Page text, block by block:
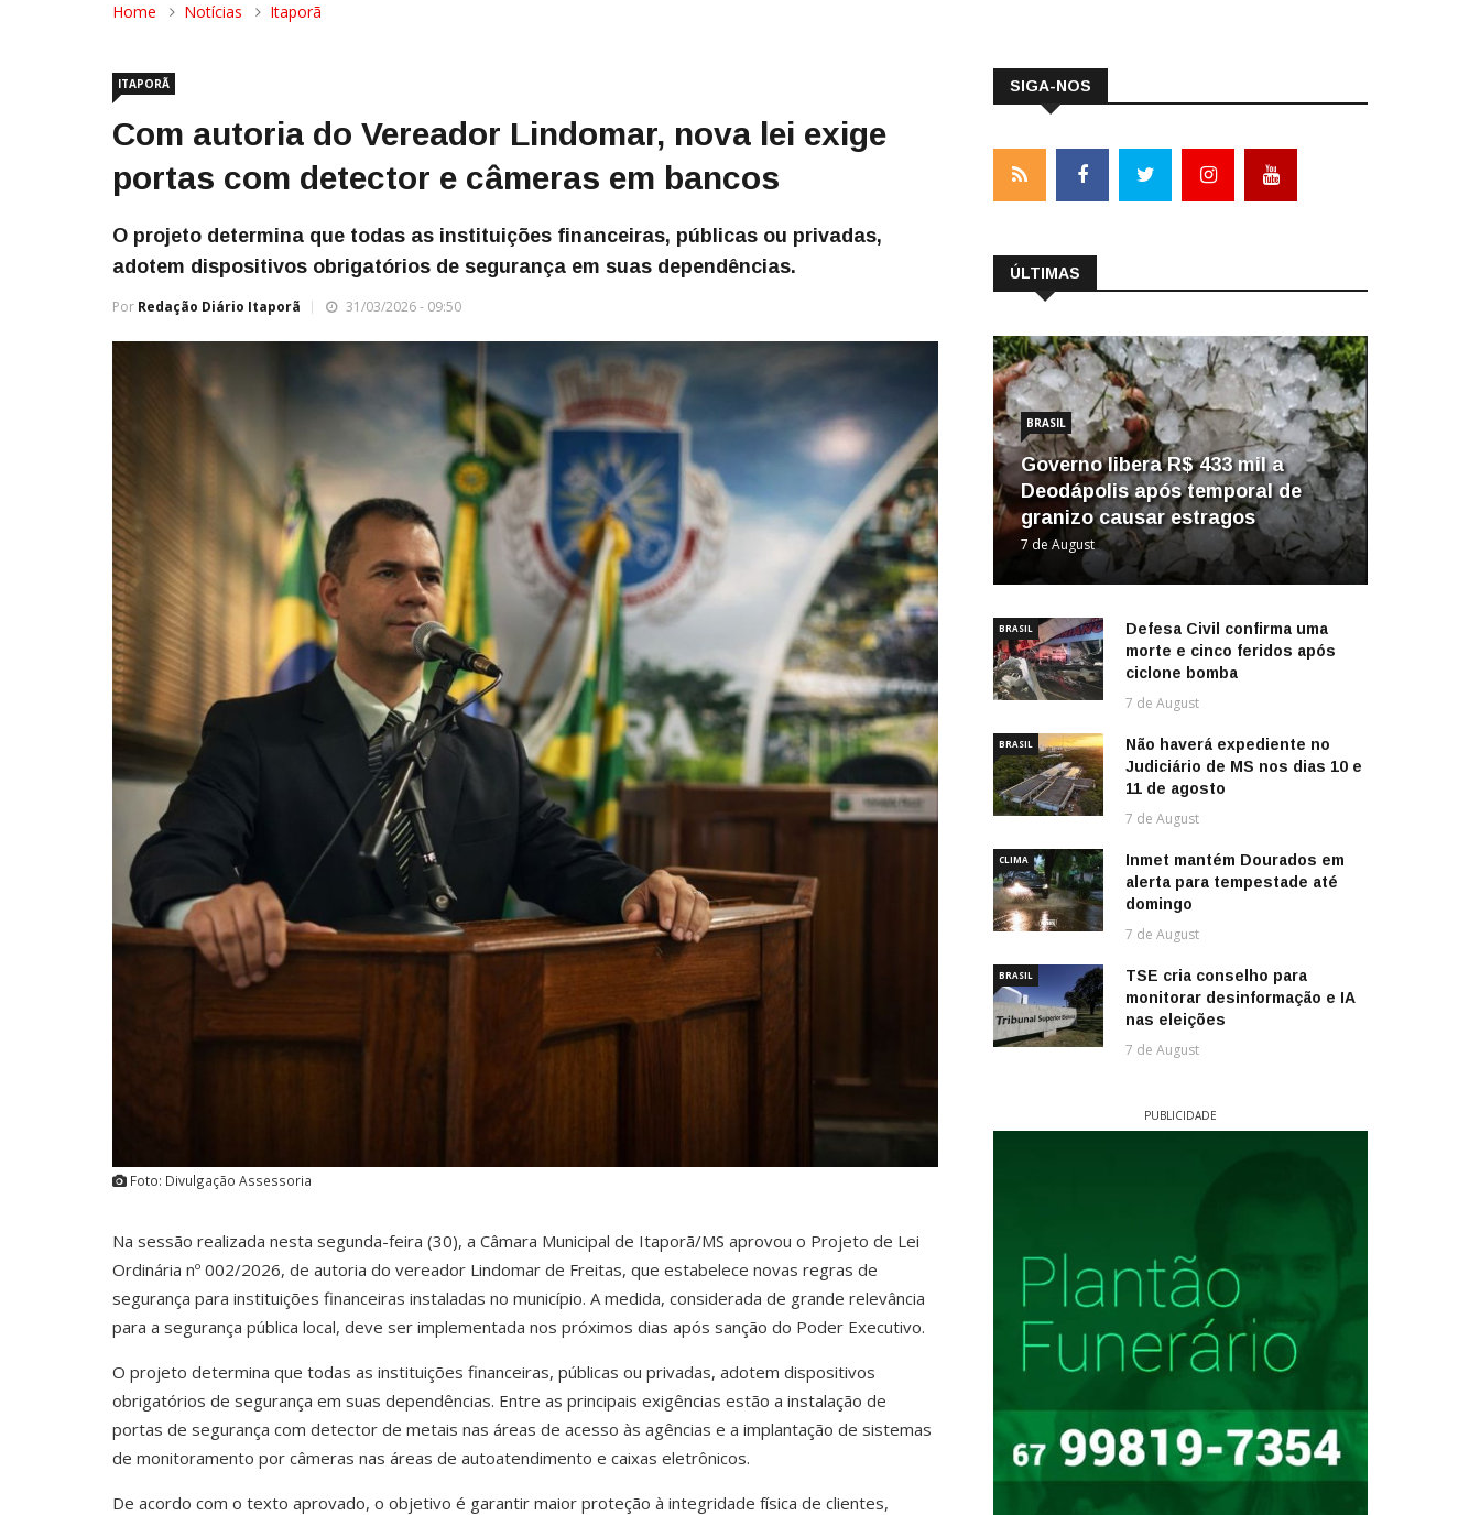
Home Notícias Itaporã
ITAPORÃ
Com autoria do Vereador Lindomar, nova lei exige
portas com detector e câmeras em bancos
O projeto determina que todas as instituições financeiras, públicas ou privadas,
adotem dispositivos obrigatórios de segurança em suas dependências.
Por Redação Diário Itaporã 31/03/2026 - 09:50
Foto: Divulgação Assessoria
Na sessão realizada nesta segunda-feira (30), a Câmara Municipal de Itaporã/MS aprovou o Projeto de Lei
Ordinária nº 002/2026, de autoria do vereador Lindomar de Freitas, que estabelece novas regras de
segurança para instituições financeiras instaladas no município. A medida, considerada de grande relevância
para a segurança pública local, deve ser implementada nos próximos dias após sanção do Poder Executivo.
O projeto determina que todas as instituições financeiras, públicas ou privadas, adotem dispositivos
obrigatórios de segurança em suas dependências. Entre as principais exigências estão a instalação de
portas de segurança com detector de metais nas áreas de acesso às agências e a implantação de sistemas
de monitoramento por câmeras nas áreas de autoatendimento e caixas eletrônicos.
De acordo com o texto aprovado, o objetivo é garantir maior proteção à integridade física de clientes,
SIGA-NOS
ÚLTIMAS
BRASIL
Governo libera R$ 433 mil a
Deodápolis após temporal de
granizo causar estragos
7 de August
BRASIL
Defesa Civil confirma uma
morte e cinco feridos após
ciclone bomba
7 de August
BRASIL
Não haverá expediente no
Judiciário de MS nos dias 10 e
11 de agosto
7 de August
CLIMA
Inmet mantém Dourados em
alerta para tempestade até
domingo
7 de August
BRASIL
TSE cria conselho para
monitorar desinformação e IA
nas eleições
7 de August
PUBLICIDADE